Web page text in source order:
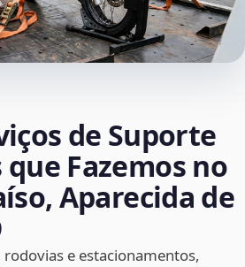
de Suporte
Fazemos no
Aparecida de
e estacionamentos,